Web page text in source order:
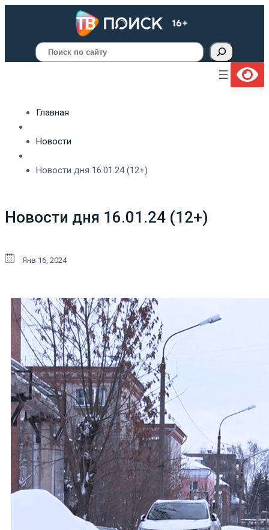
Поиск
Главная
Новости
Новости дня 16.01.24 (12+)
Новости дня 16.01.24 (12+)
Янв 16, 2024